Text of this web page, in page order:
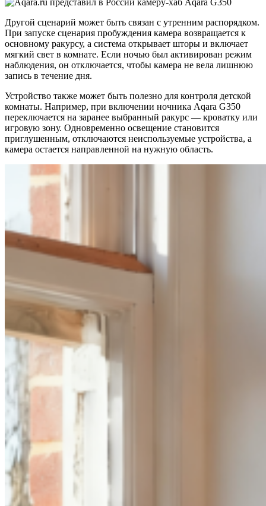
Другой сценарий может быть связан с утренним распорядком.
При запуске сценария пробуждения камера возвращается к
основному ракурсу, а система открывает шторы и включает
мягкий свет в комнате. Если ночью был активирован режим
наблюдения, он отключается, чтобы камера не вела лишнюю
запись в течение дня.
Устройство также может быть полезно для контроля детской
комнаты. Например, при включении ночника Aqara G350
переключается на заранее выбранный ракурс — кроватку или
игровую зону. Одновременно освещение становится
приглушенным, отключаются неиспользуемые устройства, а
камера остается направленной на нужную область.